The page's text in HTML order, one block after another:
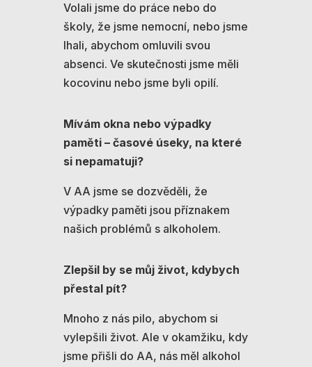
Volali jsme do práce nebo do
školy, že jsme nemocní, nebo jsme
lhali, abychom omluvili svou
absenci. Ve skutečnosti jsme měli
kocovinu nebo jsme byli opilí.
Mívám okna nebo výpadky
paměti – časové úseky, na které
si nepamatuji?
V AA jsme se dozvěděli, že
výpadky paměti jsou příznakem
našich problémů s alkoholem.
Zlepšil by se můj život, kdybych
přestal pít?
Mnoho z nás pilo, abychom si
vylepšili život. Ale v okamžiku, kdy
jsme přišli do AA, nás měl alkohol